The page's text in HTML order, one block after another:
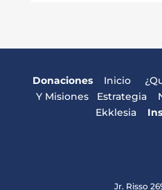
Donaciones Inicio
Y Misiones
Estrategia
Ekklesia
Jr. Risso